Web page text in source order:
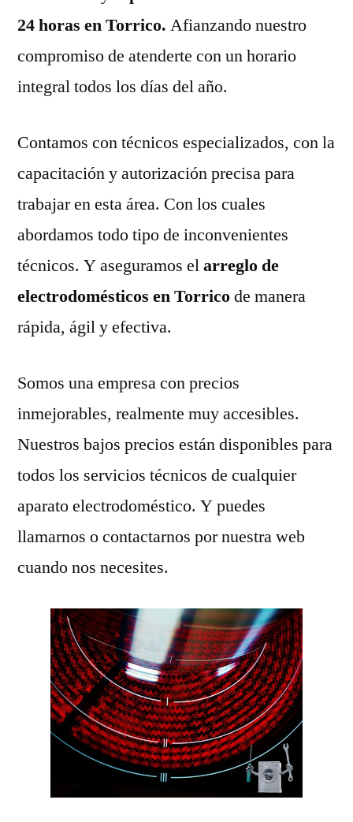
24 horas en Torrico. Afianzando nuestro
compromiso de atenderte con un horario
integral todos los días del año.
Contamos con técnicos especializados, con la
capacitación y autorización precisa para
trabajar en esta área. Con los cuales
abordamos todo tipo de inconvenientes
técnicos. Y aseguramos elarreglo de
electrodomésticos en Torricode manera
rápida, ágil y efectiva.
Somos una empresa con precios
inmejorables, realmente muy accesibles.
Nuestros bajos precios están disponibles para
todos los servicios técnicos de cualquier
aparato electrodoméstico. Y puedes
llamarnos o contactarnos por nuestra web
cuando nos necesites.